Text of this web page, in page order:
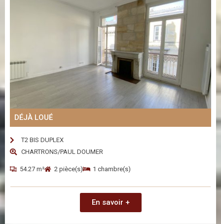
DÉJÀ LOUÉ
T2 BIS DUPLEX
CHARTRONS/PAUL DOUMER
54.27 m² 2 pièce(s) 1 chambre(s)
En savoir +